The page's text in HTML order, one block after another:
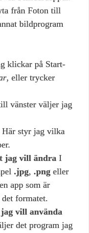
från Foton till
bildprogram
klickar på Start-
, eller trycker
vänster väljer jag
Här styr jag vilka
jag vill ändra I
.jpg, .png eller
app som är
formatet.
vill använda
det program jag